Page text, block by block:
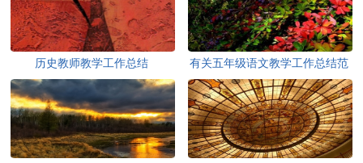
历史教师教学工作总结
有关五年级语文教学工作总结范
文